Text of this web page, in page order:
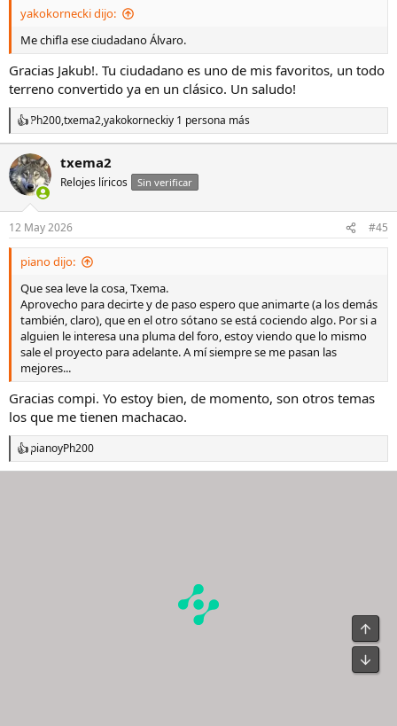
yakokornecki dijo:
Me chifla ese ciudadano Álvaro.
Gracias Jakub!. Tu ciudadano es uno de mis favoritos, un todo
terreno convertido ya en un clásico. Un saludo!
R
e
a
c
c
i
o
n
e
Ph200,txema2,yakokorneckiy 1 persona más
txema2
Relojes líricos Sin verificar
12 May 2026 #45
piano dijo:
Que sea leve la cosa, Txema.
Aprovecho para decirte y de paso espero que animarte (a los demás
también, claro), que en el otro sótano se está cociendo algo. Por si a
alguien le interesa una pluma del foro, estoy viendo que lo mismo
sale el proyecto para adelante. A mí siempre se me pasan las
mejores...
Gracias compi. Yo estoy bien, de momento, son otros temas
los que me tienen machacao.
R
e
pianoyPh200